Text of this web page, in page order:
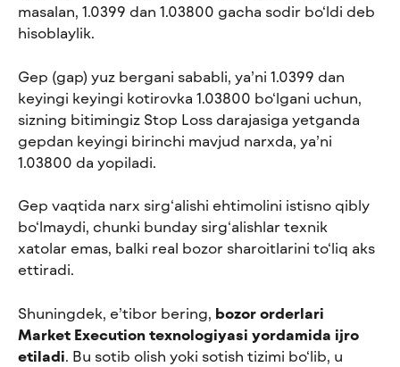
masalan, 1.0399 dan 1.03800 gacha sodir bo‘ldi deb
hisoblaylik.
Gep (gap) yuz bergani sababli, ya’ni 1.0399 dan
keyingi keyingi kotirovka 1.03800 bo‘lgani uchun,
sizning bitimingiz Stop Loss darajasiga yetganda
gepdan keyingi birinchi mavjud narxda, ya’ni
1.03800 da yopiladi.
Gep vaqtida narx sirg‘alishi ehtimolini istisno qibly
bo‘lmaydi, chunki bunday sirg‘alishlar texnik
xatolar emas, balki real bozor sharoitlarini to‘liq aks
ettiradi.
Shuningdek, e’tibor bering, bozor orderlari
Market Execution texnologiyasi yordamida ijro
etiladi . Bu sotib olish yoki sotish tizimi bo‘lib, u